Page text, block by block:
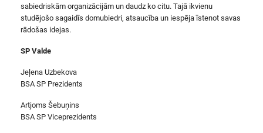
sabiedriskām organizācijām un daudz ko citu. Tajā ikvienu
studējošo sagaidīs domubiedri, atsaucība un iespēja īstenot savas
rādošas idejas.
SP Valde
Jeļena Uzbekova
BSA SP Prezidents
Artjoms Šebuņins
BSA SP Viceprezidents